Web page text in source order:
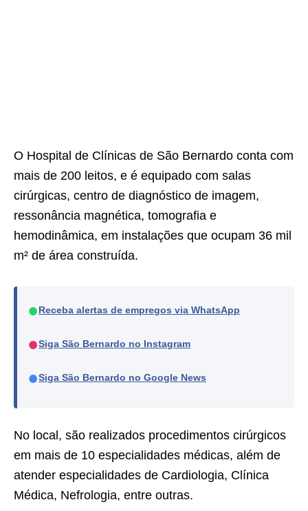
O Hospital de Clínicas de São Bernardo conta com
mais de 200 leitos, e é equipado com salas
cirúrgicas, centro de diagnóstico de imagem,
ressonância magnética, tomografia e
hemodinâmica, em instalações que ocupam 36 mil
m² de área construída.
● Receba alertas de empregos via WhatsApp
●Siga São Bernardo no Instagram
●Siga São Bernardo no Google News
No local, são realizados procedimentos cirúrgicos
em mais de 10 especialidades médicas, além de
atender especialidades de Cardiologia, Clínica
Médica, Nefrologia, entre outras.